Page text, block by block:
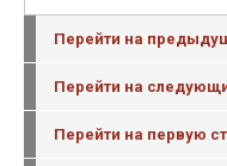
Перейти на
Перейти на
Перейти на первую